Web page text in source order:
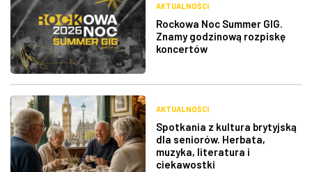
AKTUALNOŚCI
Rockowa Noc Summer GIG.
Znamy godzinową rozpiskę
koncertów
AKTUALNOŚCI
Spotkania z kultura brytyjską
dla seniorów. Herbata,
muzyka, literatura i
ciekawostki